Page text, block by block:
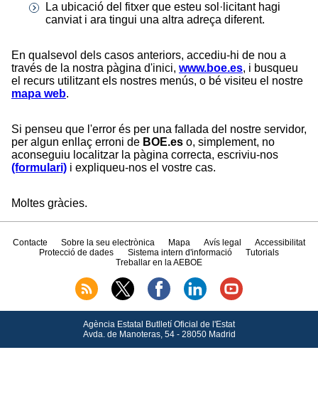
La ubicació del fitxer que esteu sol·licitant hagi
canviat i ara tingui una altra adreça diferent.
En qualsevol dels casos anteriors, accediu-hi de nou a
través de la nostra pàgina d'inici, www.boe.es, i busqueu
el recurs utilitzant els nostres menús, o bé visiteu el nostre
mapa web.
Si penseu que l'error és per una fallada del nostre servidor,
per algun enllaç erroni de BOE.es o, simplement, no
aconseguiu localitzar la pàgina correcta, escriviu-nos
(formulari) i expliqueu-nos el vostre cas.
Moltes gràcies.
Contacte Sobre la seu electrònica Mapa Avís legal
Accessibilitat
Protecció de dades
Sistema intern d'informació
Tutorials
Treballar en la AEBOE
Agència Estatal Butlletí Oficial de l'Estat
Avda.de Manoteras, 54 - 28050 Madrid